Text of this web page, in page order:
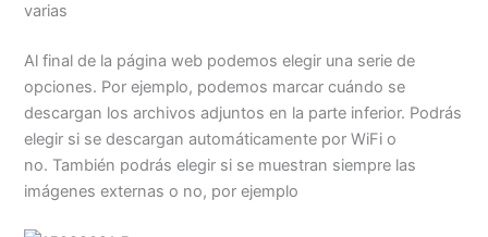
varias
Al final de la página web podemos elegir una serie de
opciones. Por ejemplo, podemos marcar cuándo se
descargan los archivos adjuntos en la parte inferior. Podrás
elegir si se descargan automáticamente por WiFi o
no. También podrás elegir si se muestran siempre las
imágenes externas o no, por ejemplo